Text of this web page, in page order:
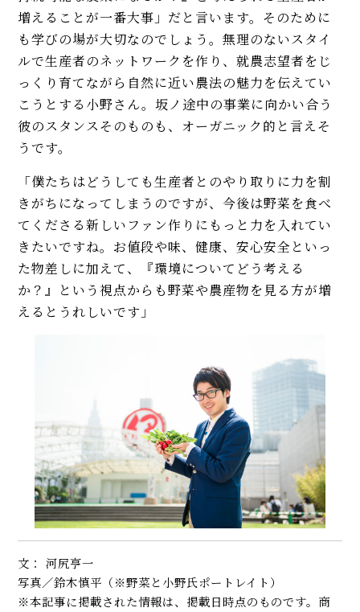
増えることが一番大事」だと言います。そのために
も学びの場が大切なのでしょう。無理のないスタイ
ルで生産者のネットワークを作り、就農志望者をじ
っくり育てながら自然に近い農法の魅力を伝えてい
こうとする小野さん。坂ノ途中の事業に向かい合う
彼のスタンスそのものも、オーガニック的と言えそ
うです。
「僕たちはどうしても生産者とのやり取りに力を割
きがちになってしまうのですが、今後は野菜を食べ
てくださる新しいファン作りにもっと力を入れてい
きたいですね。お値段や味、健康、安心安全といっ
た物差しに加えて、『環境についてどう考える
か？』という視点からも野菜や農産物を見る方が増
えるとうれしいです」
文： 河尻亨一
写真／鈴木慎平（※野菜と小野氏ポートレイト）
※本記事に掲載された情報は、掲載日時点のものです。商